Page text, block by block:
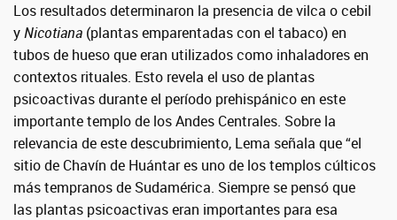
Los resultados determinaron la presencia de vilca o cebil
yNicotiana (plantas emparentadas con el tabaco)en
tubos de hueso que eran utilizados como inhaladores en
contextos rituales. Esto revela el uso de plantas
psicoactivas durante el período prehispánico en este
importante templo de los Andes Centrales. Sobre la
relevancia de este descubrimiento, Lema señala que “el
sitio de Chavín de Huántar es uno de los templos cúlticos
más tempranos de Sudamérica. Siempre se pensó que
las plantas psicoactivas eran importantes para esa